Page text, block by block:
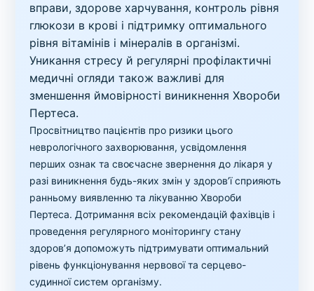
вправи, здорове харчування, контроль рівня
глюкози в крові і підтримку оптимального
рівня вітамінів і мінералів в організмі.
Уникання стресу й регулярні профілактичні
медичні огляди також важливі для
зменшення ймовірності виникнення Хвороби
Пертеса.
Просвітництво пацієнтів про ризики цього
неврологічного захворювання, усвідомлення
перших ознак та своєчасне звернення до лікаря у
разі виникнення будь-яких змін у здоров’ї сприяють
ранньому виявленню та лікуванню Хвороби
Пертеса. Дотримання всіх рекомендацій фахівців і
проведення регулярного моніторингу стану
здоров’я допоможуть підтримувати оптимальний
рівень функціонування нервової та серцево-
судинної систем організму.